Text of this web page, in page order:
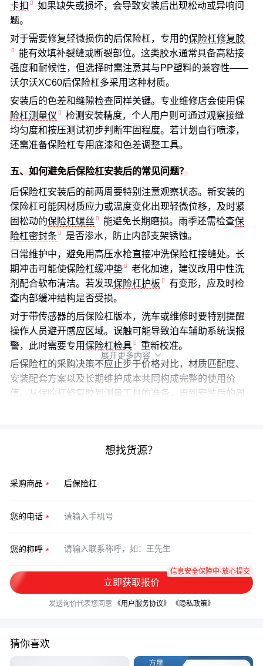
卡扣
如果缺失或损坏，会导致安装后出现松动或异响问
题。
对于需要修复轻微损伤的后保险杠，专用的保险杠修复胶
能有效填补裂缝或断裂部位。这类胶水通常具备高粘接
强度和耐候性，但选择时需注意其与PP塑料的兼容性——
沃尔沃XC60后保险杠多采用这种材质。
安装后的色差和缝隙检查同样关键。专业维修店会使用保
险杠测量仪
检测安装精度，个人用户则可通过观察接缝
均匀度和按压测试初步判断牢固程度。若计划自行喷漆，
还需准备保险杠专用底漆和色差调整工具。
五、如何避免后保险杠安装后的常见问题？
后保险杠安装后的前两周要特别注意观察状态。新安装的
保险杠可能因材质应力或温度变化出现轻微位移，及时紧
固松动的保险杠螺丝 能避免长期磨损。雨季还需检查保
险杠密封条
是否渗水，防止内部支架锈蚀。
日常维护中，避免用高压水枪直接冲洗保险杠接缝处。长
期冲击可能使保险杠缓冲垫
老化加速，建议改用中性洗
剂配合软布清洁。若发现保险杠护板
有变形，应及时检
查内部缓冲结构是否受损。
对于带传感器的后保险杠版本，洗车或维修时要特别提醒
操作人员避开感应区域。误触可能导致泊车辅助系统误报
警，此时需要专用保险杠检具
重新校准。
后保险杠的采购决策不应止步于价格对比，材质匹配度、
安装配套方案以及长期维护成本共同构成完整的使用价
值。从保险杠修复胶到测量工具的准备，再到安装后的周
展开更多内容 
想找货源？
采购商品
您的电话
您的称呼
立即获取报价
信息安全保障中·放心提交
发送询价代表您同意 《用户服务协议》 《隐私政策》
猜你喜欢